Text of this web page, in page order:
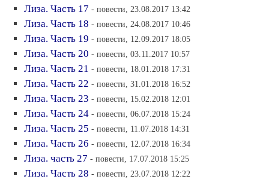
Лиза. Часть 17 - повести, 23.08.2017 13:42
Лиза. Часть 18 - повести, 24.08.2017 10:46
Лиза. Часть 19 - повести, 12.09.2017 18:05
Лиза. Часть 20 - повести, 03.11.2017 10:57
Лиза. Часть 21 - повести, 18.01.2018 17:31
Лиза. Часть 22 - повести, 31.01.2018 16:52
Лиза. Часть 23 - повести, 15.02.2018 12:01
Лиза. Часть 24 - повести, 06.07.2018 15:24
Лиза. Часть 25 - повести, 11.07.2018 14:31
Лиза. Часть 26 - повести, 12.07.2018 16:34
Лиза. часть 27 - повести, 17.07.2018 15:25
Лиза. Часть 28 - повести, 23.07.2018 12:22